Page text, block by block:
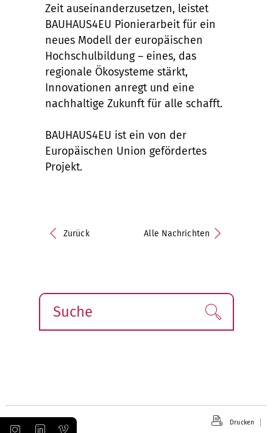
Zeit auseinanderzusetzen, leistet
BAUHAUS4EU Pionierarbeit für ein
neues Modell der europäischen
Hochschulbildung – eines, das
regionale Ökosysteme stärkt,
Innovationen anregt und eine
nachhaltige Zukunft für alle schafft.
BAUHAUS4EU ist ein von der
Europäischen Union gefördertes
Projekt.
Zurück Alle Nachrichten
Suche Finden!
Drucken